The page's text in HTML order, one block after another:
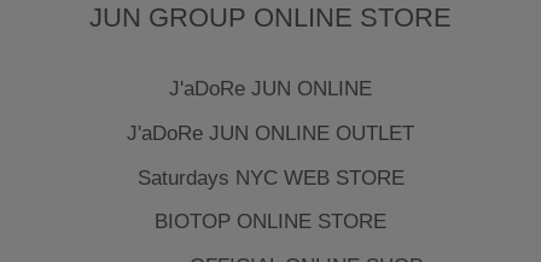
JUN GROUP ONLINE STORE
J'aDoRe JUN ONLINE
J'aDoRe JUN ONLINE OUTLET
Saturdays NYC WEB STORE
BIOTOP ONLINE STORE